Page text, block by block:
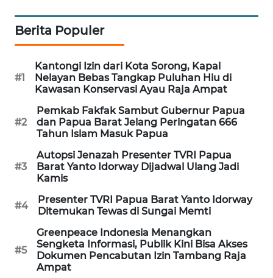
Berita Populer
#1
Kantongi Izin dari Kota Sorong, Kapal
Nelayan Bebas Tangkap Puluhan Hiu di
Kawasan Konservasi Ayau Raja Ampat
#2
Pemkab Fakfak Sambut Gubernur Papua
dan Papua Barat Jelang Peringatan 666
Tahun Islam Masuk Papua
#3
Autopsi Jenazah Presenter TVRI Papua
Barat Yanto Idorway Dijadwal Ulang Jadi
Kamis
#4
Presenter TVRI Papua Barat Yanto Idorway
Ditemukan Tewas di Sungai Memti
#5
Greenpeace Indonesia Menangkan
Sengketa Informasi, Publik Kini Bisa Akses
Dokumen Pencabutan Izin Tambang Raja
Ampat
NEWS
METRO
MEDAN
NEWS
METRO
JAKARTA
NEWS
KRT
NEWS
KARING
JURNAL
MARITIM